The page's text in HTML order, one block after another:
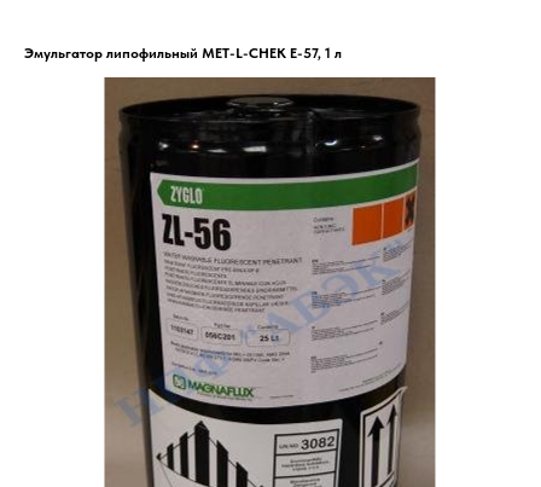
Эмульгатор липофильный MET-L-CHEK E-57, 1 л